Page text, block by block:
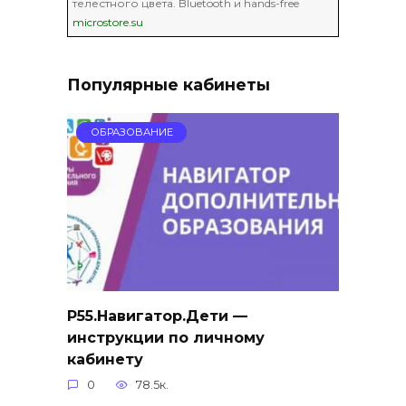
телестного цвета. Bluetooth и hands-free
microstore.su
Популярные кабинеты
ОБРАЗОВАНИЕ
Р55.Навигатор.Дети —
инструкции по личному
кабинету
0 78.5к.